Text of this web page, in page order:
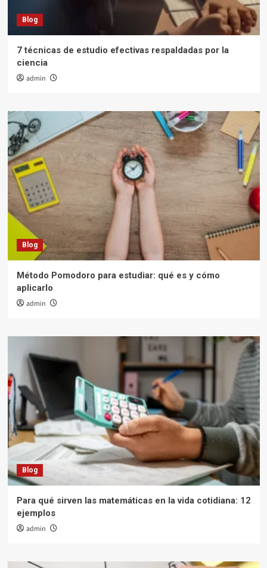
Blog
7 técnicas de estudio efectivas respaldadas por la
ciencia
admin
Blog
Método Pomodoro para estudiar: qué es y cómo
aplicarlo
admin
Blog
Para qué sirven las matemáticas en la vida cotidiana: 12
ejemplos
admin